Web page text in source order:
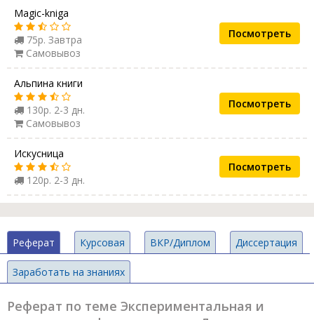
Magic-kniga
75р. Завтра
Самовывоз
Посмотреть
Альпина книги
130р. 2-3 дн.
Самовывоз
Посмотреть
Искусница
120р. 2-3 дн.
Посмотреть
Реферат Курсовая ВКР/Диплом Диссертация
Заработать на знаниях
Реферат по теме Экспериментальная и